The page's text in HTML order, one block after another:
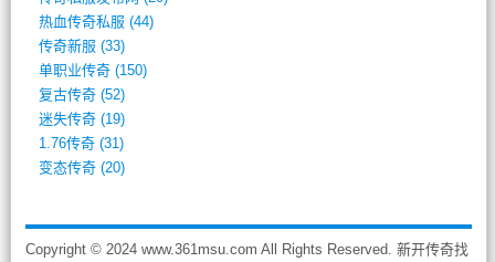
热血传奇私服 (44)
传奇新服 (33)
单职业传奇(150)
复古传奇(52)
迷失传奇(19)
1.76传奇(31)
变态传奇(20)
Copyright © 2024 www.361msu.com All Rights Reserved. 新开传奇找